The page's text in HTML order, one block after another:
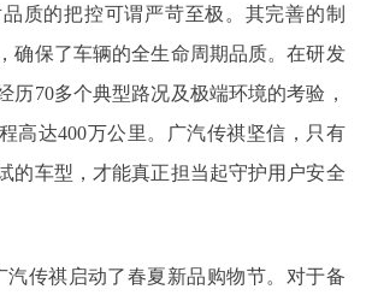
质的把控可谓严苛至极。其完善的制
确保了车辆的全生命周期品质。在研发
历70多个典型路况及极端环境的考验，
高达400万公里。广汽传祺坚信，只有
的车型，才能真正担当起守护用户安全
汽传祺启动了春夏新品购物节。对于备